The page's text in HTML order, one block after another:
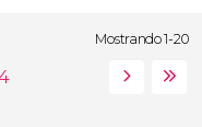
Mostrando 1-20